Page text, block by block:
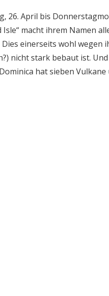
26. April bis
Isle“ macht ihrem Namen
Dies einerseits wohl
nicht stark bebaut ist.
hat sieben Vulkane